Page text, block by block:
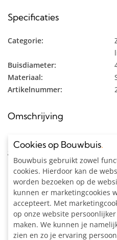
Specificaties
Categorie:
Buisdiameter:
Materiaal:
Artikelnummer:
Omschrijving
Hoek-staander voor hekwerk
gegalvaniseerde buis van Ø 48,3
Inclusief:
Alle materialen op maat
1x 3-weg Hoekstuk Ø 48,3
2x Hoekstuk doorlopende
1x Voetplaat ovaal Ø 48,3
1x Inbussleutel voor
Cookies op Bouwbuis
Bouwbuis gebruikt zowel
cookies. Hierdoor kan de
worden bezoeken op de
kunnen er marketingcookies
accepteert. Met
op onze website
maken. We kunnen je
zien en zo je ervaring